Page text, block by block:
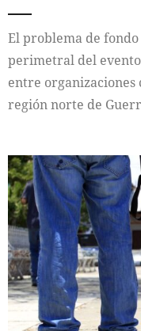
El problema de
perimetral del
entre
región norte de